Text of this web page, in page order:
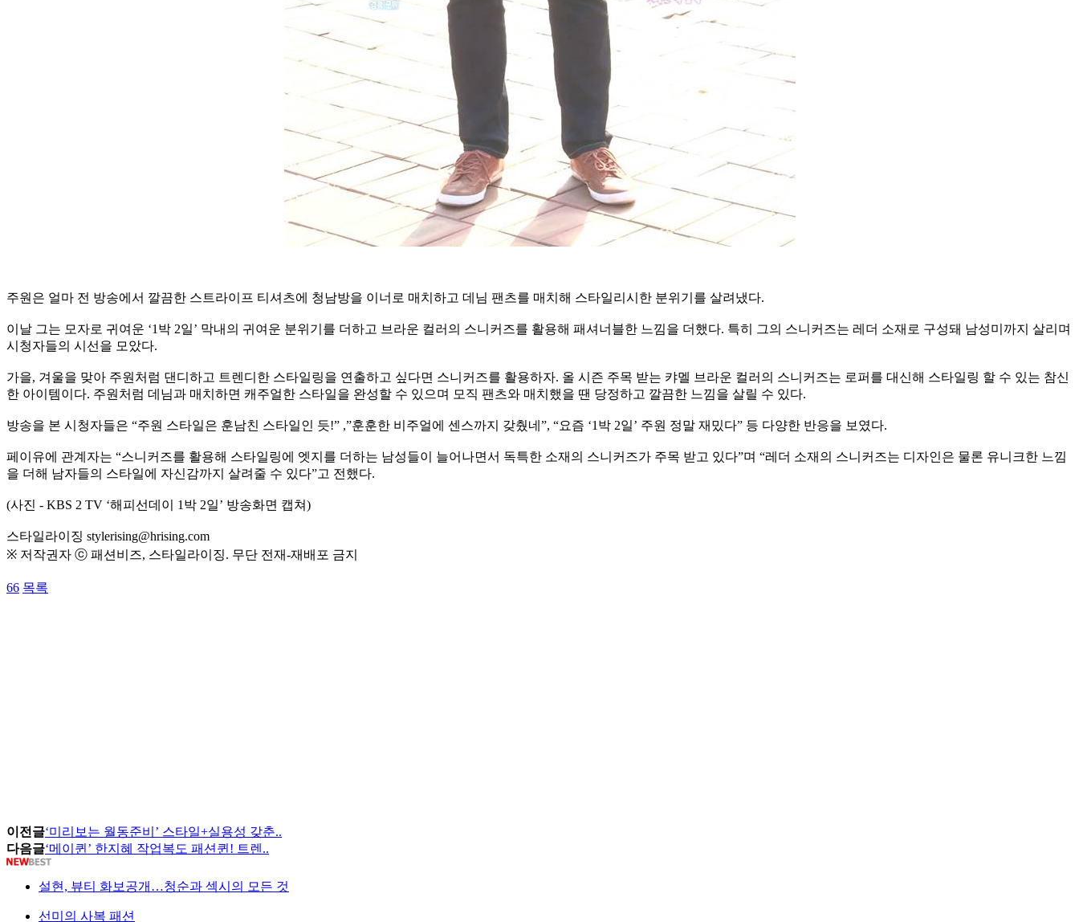
주원은 얼마 전 방송에서 깔끔한 스트라이프 티셔츠에 청남방을 이너로 매치하고 데님 팬츠를 매치해 스타일리시한 분위기를 살려냈다.
이날 그는 모자로 귀여운 ‘1박 2일’ 막내의 귀여운 분위기를 더하고 브라운 컬러의 스니커즈를 활용해 패셔너블한 느낌을 더했다. 특히 그의 스니커즈는 레더 소재로 구성돼 남성미까지 살리며
시청자들의 시선을 모았다.
가을, 겨울을 맞아 주원처럼 댄디하고 트렌디한 스타일링을 연출하고 싶다면 스니커즈를 활용하자. 올 시즌 주목 받는 캬멜 브라운 컬러의 스니커즈는 로퍼를 대신해 스타일링 할 수 있는 참신
한 아이템이다. 주원처럼 데님과 매치하면 캐주얼한 스타일을 완성할 수 있으며 모직 팬츠와 매치했을 땐 당정하고 깔끔한 느낌을 살릴 수 있다.
방송을 본 시청자들은 “주원 스타일은 훈남친 스타일인 듯!” ,”훈훈한 비주얼에 센스까지 갖췄네”, “요즘 ‘1박 2일’ 주원 정말 재밌다” 등 다양한 반응을 보였다.
페이유에 관계자는 “스니커즈를 활용해 스타일링에 엣지를 더하는 남성들이 늘어나면서 독특한 소재의 스니커즈가 주목 받고 있다”며 “레더 소재의 스니커즈는 디자인은 물론 유니크한 느낌
을 더해 남자들의 스타일에 자신감까지 살려줄 수 있다”고 전했다.
(사진 - KBS 2 TV ‘해피선데이 1박 2일’ 방송화면 캡쳐)
스타일라이징 stylerising@hrising.com
※ 저작권자 ⓒ 패션비즈, 스타일라이징. 무단 전재-재배포 금지
66 목록
이전글‘미리보는 월동준비’ 스타일+실용성 갖춘..
다음글‘메이퀸’ 한지혜 작업복도 패션퀸! 트렌..
설현, 뷰티 화보공개…청순과 섹시의 모든 것
선미의 사복 패션